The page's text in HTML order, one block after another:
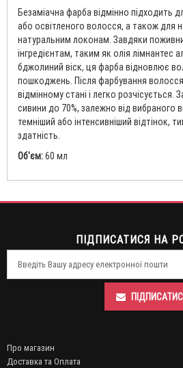
Безаміачна фарба відмінно підходить
або освітленого волосся, а також для
натуральним локонам. Завдяки
інгредієнтам, таким як олія лімнантес
бджолиний віск, ця фарба відновлює
пошкоджень. Після фарбування
відмінному стані і легко розчісується.
сивини до 70%, залежно від вибраного
темніший або інтенсивніший відтінок,
здатність.
Об'єм:60 мл
ПІДПИСАТИСЯ НА
Про магазин
Доставка та Оплата